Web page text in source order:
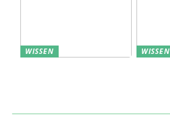
WISSEN
WISSEN